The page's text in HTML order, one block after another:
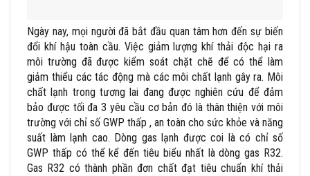
Ngày nay, mọi người đã bắt đầu quan tâm hơn đến sự biến
đổi khí hậu toàn cầu. Việc giảm lượng khí thải độc hại ra
môi trường đã được kiểm soát chặt chẽ để có thể làm
giảm thiểu các tác động mà các môi chất lạnh gây ra. Môi
chất lạnh trong tương lai đang được nghiên cứu để đảm
bảo được tối đa 3 yêu cầu cơ bản đó là thân thiện với môi
trường với chỉ số GWP thấp , an toàn cho sức khỏe và năng
suất làm lạnh cao. Dòng gas lạnh được coi là có chỉ số
GWP thấp có thể kể đến tiêu biểu nhất là dòng gas R32.
Gas R32 có thành phần đơn chất đạt tiêu chuẩn khí thải